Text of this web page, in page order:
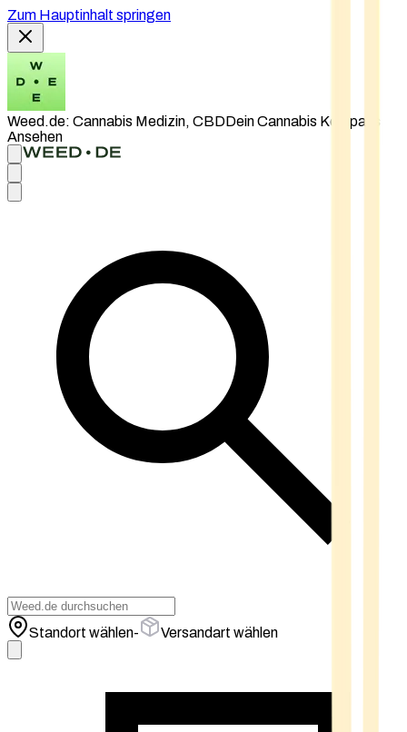
Zum Hauptinhalt springen
Weed.de: Cannabis Medizin, CBDDein Cannabis Kompass
Ansehen
Standort wählen- Versandart wählen